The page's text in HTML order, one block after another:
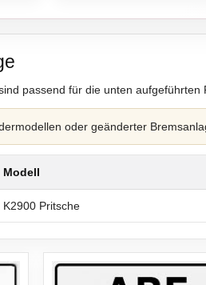
passend für die unten
oder geänderter
Modell
K2900 Pritsche